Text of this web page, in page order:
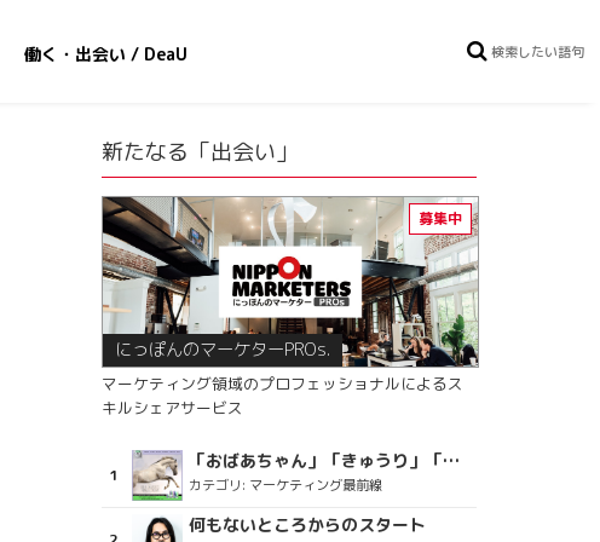
働く・出会い / DeaU
新たなる「出会い」
にっぽんのマーケターPROs.
マーケティング領域のプロフェッショナルによるス
キルシェアサービス
「おばあちゃん」「きゅうり」「ディスコで踊るおじさん」をCM素材に使った、「気持ちよさ」が売りの意外な商品とは？
カテゴリ: マーケティング最前線
何もないところからのスタート